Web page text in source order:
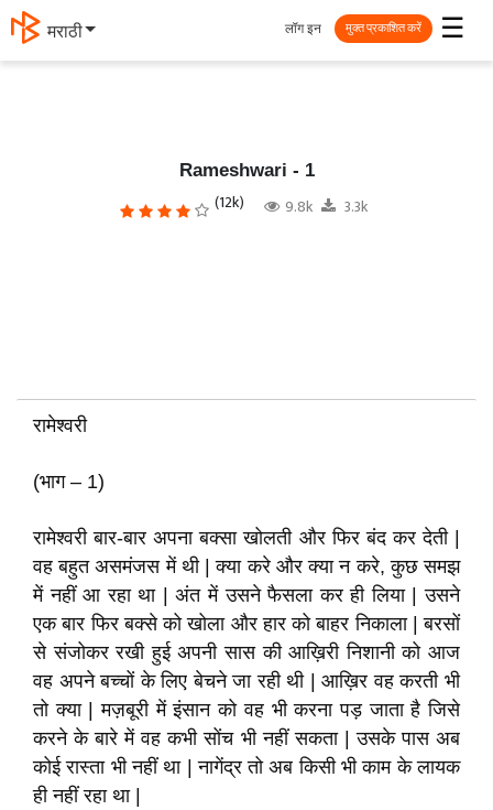
தமிழ் ☰
लॉग इन मुक्त प्रकाशित करें
Rameshwari - 1
(12k) 9.8k 3.3k
रामेश्वरी
(भाग – 1)
रामेश्वरी बार-बार अपना बक्सा खोलती और फिर बंद कर देती |
वह बहुत असमंजस में थी | क्या करे और क्या न करे, कुछ समझ
में नहीं आ रहा था | अंत में उसने फैसला कर ही लिया | उसने
एक बार फिर बक्से को खोला और हार को बाहर निकाला | बरसों
से संजोकर रखी हुई अपनी सास की आख़िरी निशानी को आज
वह अपने बच्चों के लिए बेचने जा रही थी | आख़िर वह करती भी
तो क्या | मज़बूरी में इंसान को वह भी करना पड़ जाता है जिसे
करने के बारे में वह कभी सोंच भी नहीं सकता | उसके पास अब
कोई रास्ता भी नहीं था | नागेंद्र तो अब किसी भी काम के लायक
ही नहीं रहा था |